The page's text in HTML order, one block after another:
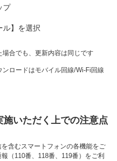
プ
ル】を選択
合でも、更新内容は同じです
ロードはモバイル回線/Wi-Fi回線
いただく上での注意点
含むスマートフォンの各機能をご
（110番、118番、119番）をご利